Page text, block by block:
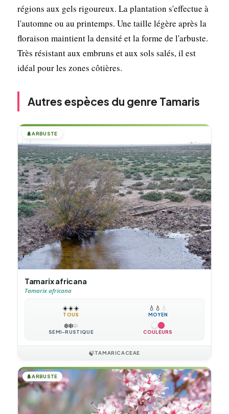
régions aux gels rigoureux. La plantation s'effectue à
l'automne ou au printemps. Une taille légère après la
floraison maintient la densité et la forme de l'arbuste.
Très résistant aux embruns et aux sols salés, il est
idéal pour les zones côtières.
Autres espèces du genre Tamaris
🌲ARBUSTE
Tamarix africana
Tamarix africana
☀️☀️☀️
TOUS
💧 💧 💧
MOYEN
❄️❄️❄️
SEMI-RUSTIQUE COULEURS
🍃TAMARICACEAE
🌲ARBUSTE